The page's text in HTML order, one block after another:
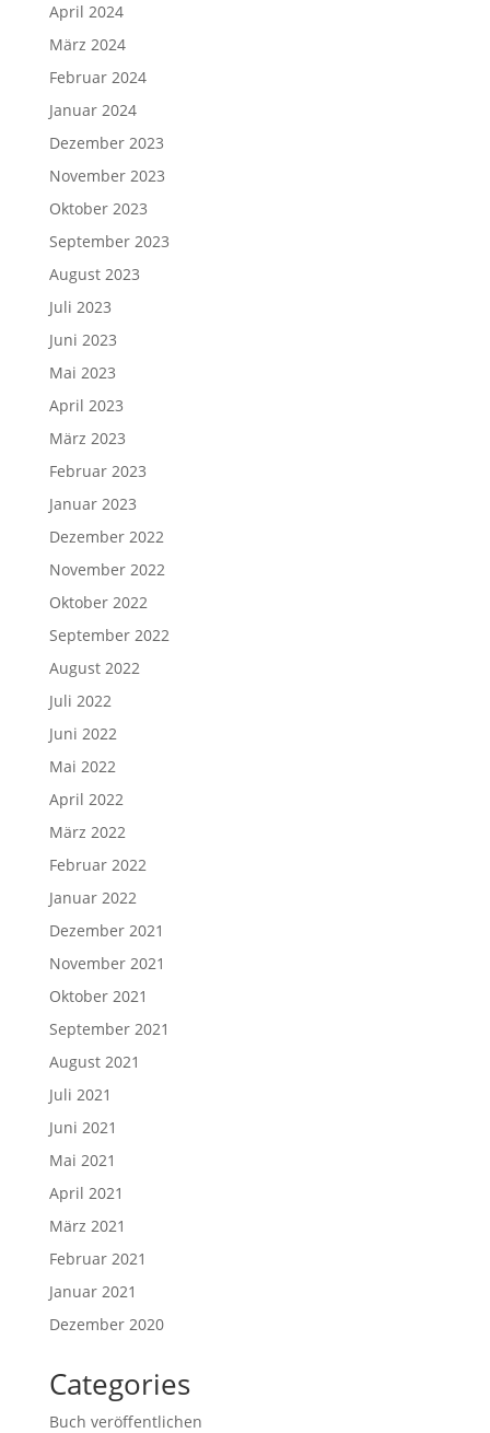
April 2024
März 2024
Februar 2024
Januar 2024
Dezember 2023
November 2023
Oktober 2023
September 2023
August 2023
Juli 2023
Juni 2023
Mai 2023
April 2023
März 2023
Februar 2023
Januar 2023
Dezember 2022
November 2022
Oktober 2022
September 2022
August 2022
Juli 2022
Juni 2022
Mai 2022
April 2022
März 2022
Februar 2022
Januar 2022
Dezember 2021
November 2021
Oktober 2021
September 2021
August 2021
Juli 2021
Juni 2021
Mai 2021
April 2021
März 2021
Februar 2021
Januar 2021
Dezember 2020
Categories
Buch veröffentlichen